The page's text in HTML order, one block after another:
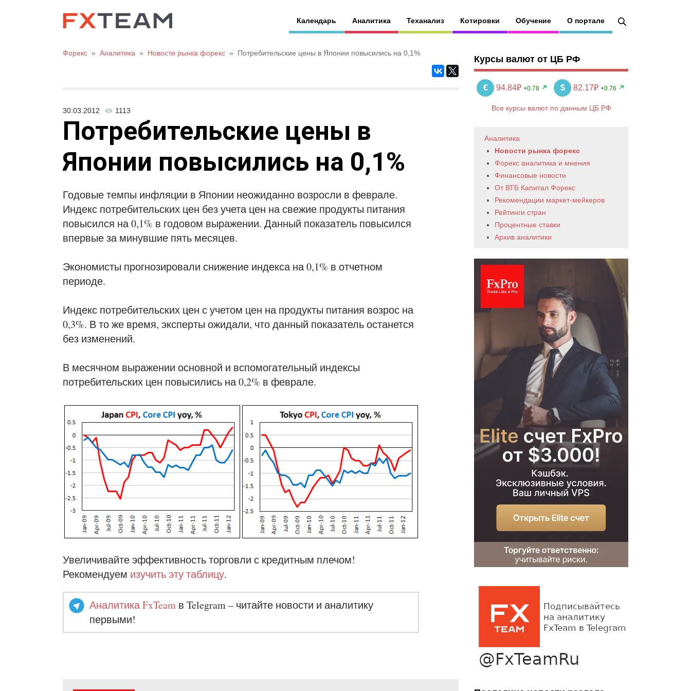
Календарь Аналитика Теханализ Котировки Обучение О портале
Форекс » Аналитика » Новости рынка форекс » Потребительские цены в Японии повысились на 0,1%
30.03.2012 1113
Потребительские цены в
Японии повысились на 0,1%
Годовые темпы инфляции в Японии неожиданно возросли в феврале.
Индекс потребительских цен без учета цен на свежие продукты питания
повысился на 0,1% в годовом выражении. Данный показатель повысился
впервые за минувшие пять месяцев.
Экономисты прогнозировали снижение индекса на 0,1% в отчетном
периоде.
Индекс потребительских цен с учетом цен на продукты питания возрос на
0,3%. В то же время, эксперты ожидали, что данный показатель останется
без изменений.
В месячном выражении основной и вспомогательный индексы
потребительских цен повысились на 0,2% в феврале.
Увеличивайте эффективность торговли с кредитным плечом!
Рекомендуем изучить эту таблицу.
Аналитика FxTeam в Telegram – читайте новости и аналитику
первыми!
Курсы валют от ЦБ РФ
€ 94.84₽ +0.78 $ 82.17₽ +0.76
Все курсы валют по данным ЦБ РФ
Аналитика
Новости рынка форекс
Форекс аналитика и мнения
Финансовые новости
От ВТБ Капитал Форекс
Рекомендации маркет-мейкеров
Рейтинги стран
Процентные ставки
Архив аналитики